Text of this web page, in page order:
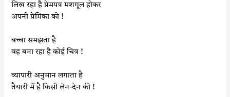
लिख रहा है प्रेमपत्र मशगूल होकर
अपनी प्रेमिका को !
बच्चा समझता है
वह बना रहा है कोई चित्र !
व्यापारी अनुमान लगाता है
तैयारी में है किसी लेन-देन की !